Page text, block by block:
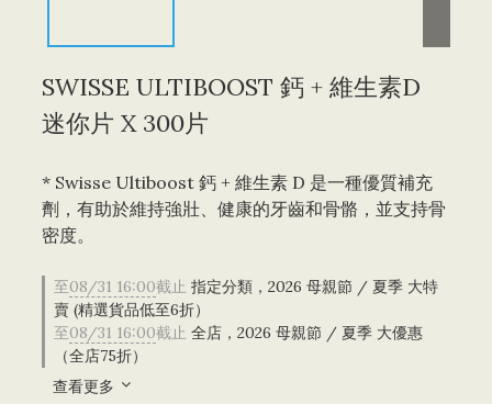
SWISSE ULTIBOOST 鈣 + 維生素D
迷你片 X 300片
* Swisse Ultiboost 鈣 + 維生素 D 是一種優質補充
劑，有助於維持強壯、健康的牙齒和骨骼，並支持骨
密度。
至08/31 16:00截止 指定分類，2026 母親節 / 夏季 大特
賣 (精選貨品低至6折）
至08/31 16:00截止 全店，2026 母親節 / 夏季 大優惠
（全店75折）
查看更多